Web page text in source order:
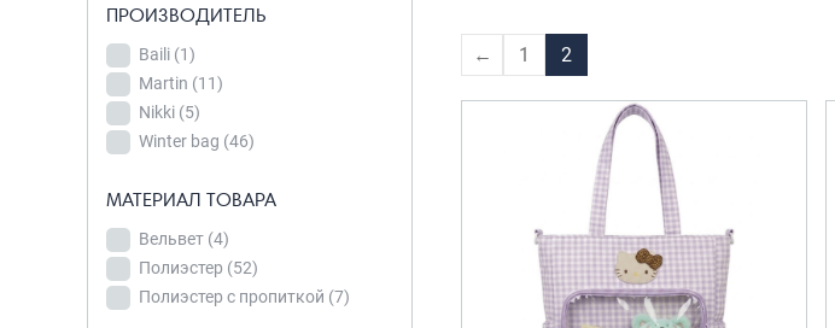
САКВОЯЖИ
Сумки-рюкзаки на
колёсах
Сумки детские
ШОППЕРЫ
Baili (1)
Martin
Nikki (5)
МАТЕРИАЛ ТОВАРА
Вельвет(4)
Полиэстер (52)
Полиэстер с
ПРОИЗВОДИТЕЛЬ
Baili (1)
Martin (11)
Nikki (5)
Winter bag (46)
МАТЕРИАЛ ТОВАРА
Вельвет (4)
Полиэстер (52)
Полиэстер с пропиткой (7)
← 1 2